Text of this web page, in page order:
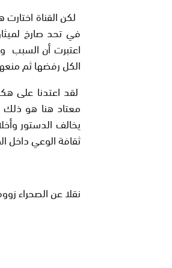
لكن القناة
في تحد صارخ
اعتبرت أن السبب
الكل رفضها ثم
لقد اعتدنا على
معتاد هنا هو
يخالف الدستور
ثقافة الوعي داخل
نقلا عن الصحراء